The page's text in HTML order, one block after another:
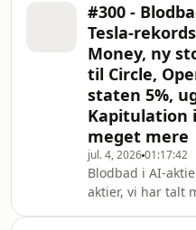
den tunge - i
bygge, som
Christensens
ramme regner
økonomien: Det
dollars at bygge
første års husleje
#300 -
Tesla-
Money, ny
til Circle,
staten 5%,
Kapitulation
meget mere
jul. 4, 202601:17:42
Blodbad i AI-
aktier, vi har talt